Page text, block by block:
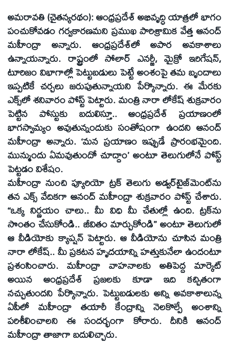
అమరావతి (చైతన్యరథం): ఆంధ్రప్రదేశ్‌ అభివృద్ధి యాత్రలో భాగం
పంచుకోవడం గర్వకారణమని ప్రముఖ పారిశ్రామిక వేత్త ఆనంద్‌
మహీంద్రా అన్నారు. ఆంధ్రప్రదేశ్‌లో అపార అవకాశాలు
ఉన్నాయన్నారు. రాష్ట్రంలో సోలార్‌ ఎనర్జీ, మైక్రో ఇరిగేషన్‌,
టూరిజం విభాగాల్లో పెట్టుబడులు పెట్టే అంశంపై తమ బృందాలు
ఇప్పటికే చర్చలు జరుపుతున్నాయని పేర్కొన్నారు. ఈ మేరకు
ఎక్స్‌లో శనివారం పోస్ట్‌ పెట్టారు. మంత్రి నారా లోకేష్‌ శుక్రవారం
పెట్టిన పోస్టుకు బదులిస్తూ.. ఆంధ్రప్రదేశ్‌ ప్రయాణంలో
భాగస్వామ్యం అవుతున్నందుకు సంతోషంగా ఉందని ఆనంద్‌
మహీంద్రా అన్నారు. ‘మన ప్రయాణం ఇప్పుడే ప్రారంభమైంది.
మున్ముందు ఏమవుతుందో చూద్దాం’ అంటూ తెలుగులోనే పోస్ట్‌
పెట్టడం విశేషం.
మహీంద్రా నుంచి ప్యూరియో ట్రక్‌ తెలుగు అడ్వర్‌టైజ్‌మెంట్‌ను
తన ఎక్స్‌ వేదికగా ఆనంద్‌ మహీంద్రా శుక్రవారం పోస్ట్‌ చేశారు.
‘‘ఒక్క నిర్ణయం చాలు.. మీ విధి మీ చేతుల్లో ఉంది. ట్రక్‌ను
సొంతం చేసుకోండి.. జీవితం మార్చుకోండి’’ అంటూ తెలుగులో
ఆ వీడియోకు క్యాప్షన్‌ పెట్టారు. ఆ వీడియోను చూసిన మంత్రి
నారా లోకేష్‌.. మీ ప్రకటన హృదయాన్ని హత్తుకునేలా ఉందంటూ
ప్రశంసించారు. మహీంద్రా వాహనాలకు అతిపెద్ద మార్కెట్‌
అయిన ఆంధ్రప్రదేశ్‌ ప్రజలకు కూడా ఇది కచ్చితంగా
నచ్చుతుందని పేర్కొన్నారు. పెట్టుబడులకు అన్ని అవకాశాలున్న
ఏపీలో మహీంద్రా తయారీ కేంద్రాన్ని నెలకొల్పే అంశాన్ని
పరిశీలించాలని ఈ సందర్భంగా కోరారు. దీనికి ఆనంద్‌
మహీంద్రా తాజాగా బదులిచ్చారు.